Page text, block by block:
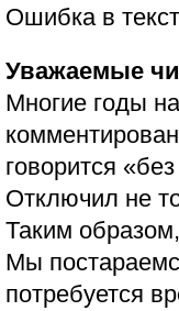
Ошибка в
Уважаемые
Многие годы
говорится
Отключил не
Таким
Мы
потребуется